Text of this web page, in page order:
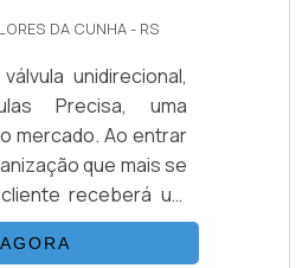
DA CUNHA - RS
unidirecional,
Precisa, uma
mercado. Ao entrar
que mais se
receberá um
sanar eventuais
produto a ser